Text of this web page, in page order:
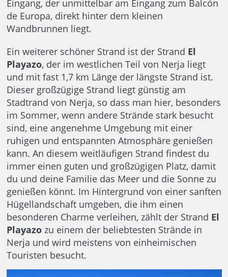
Eingang, der unmittelbar am Eingang zum Balcón
de Europa, direkt hinter dem kleinen
Wandbrunnen liegt.
Ein weiterer schöner Strand ist der Strand El
Playazo, der im westlichen Teil von Nerja liegt
und mit fast 1,7 km Länge der längste Strand ist.
Dieser großzügige Strand liegt günstig am
Stadtrand von Nerja, so dass man hier, besonders
im Sommer, wenn andere Strände stark besucht
sind, eine angenehme Umgebung mit einer
ruhigen und entspannten Atmosphäre genießen
kann. An diesem weitläufigen Strand findest du
immer einen guten und großzügigen Platz, damit
du und deine Familie das Meer und die Sonne zu
genießen könnt. Im Hintergrund von einer sanften
Hügellandschaft umgeben, die ihm einen
besonderen Charme verleihen, zählt der Strand El
Playazozu einem der beliebtesten Strände in
Nerja und wird meistens von einheimischen
Touristen besucht.